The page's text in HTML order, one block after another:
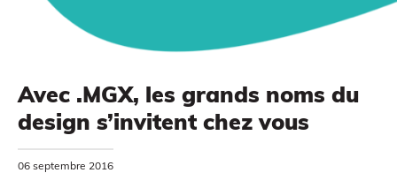
MODÉLISATION 3D
Avec .MGX, les grands noms du
design s’invitent chez vous
06 septembre 2016